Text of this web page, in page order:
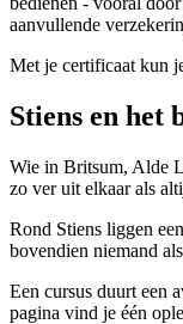
aanvullende
Met je certificaat kun
Stiens en het
Wie in Britsum, Alde
zo ver uit elkaar als
Rond Stiens liggen
bovendien niemand
Een cursus duurt een
pagina vind je één